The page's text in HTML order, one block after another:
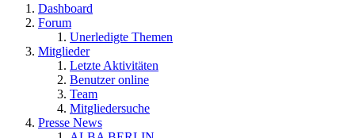
Dashboard
Forum
Unerledigte Themen
Mitglieder
Letzte Aktivitäten
Benutzer online
Team
Mitgliedersuche
Presse News